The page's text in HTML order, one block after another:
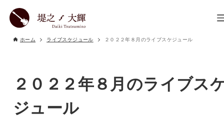
ホーム ライブスケジュール ２０２２年８月のライブスケジュール
２０２２年８月のライブス
ジュール